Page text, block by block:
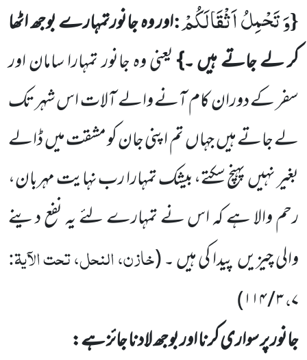
{وَ تَحْمِلُ اَثْقَالَكُمْ:اور وہ جانورتمہارے بوجھ اٹھا
کر لے جاتے ہیں ۔}یعنی وہ جانور تمہارا سامان اور
سفر کے دوران کام آنے والے آلات اس شہر تک
لے جاتے ہیںجہاںتم اپنی جان کو مشقت میںڈالے
بغیر نہیںپہنچ سکتے، بیشک تمہارا رب نہایت مہربان،
رحم والا ہے کہ اس نے تمہارے لئے یہ نفع دینے
والی چیزیںپیدا کی ہیں ۔(خازن، النحل، تحت الآیۃ:
۷،۳ / ۱۱۴
)
جانور پر سواری کرنا اور بوجھ لادنا جائز ہے: